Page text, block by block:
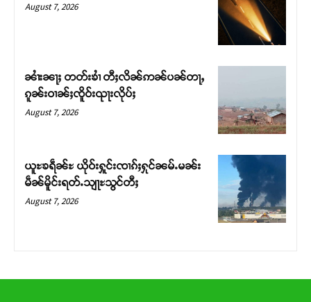
August 7, 2026
ၼၢႆးၼႃႈ တတ်းၶၢႆ တီႈလိၼ်ဢၼ်ပၼ်တႃႇ
ၵူၼ်းဝၢၼ်ႈၸိူဝ်းၺႃးလိုပ်ႈ
August 7, 2026
ယူႊၶရဵၼ်ႊ ယိုဝ်းႁူင်းၸၢၵ်ႈႁုင်ၼမ်ႉမၼ်း
မဵၼ်မိူင်းရတ်ႉသျႃႊသွင်တီႈ
August 7, 2026